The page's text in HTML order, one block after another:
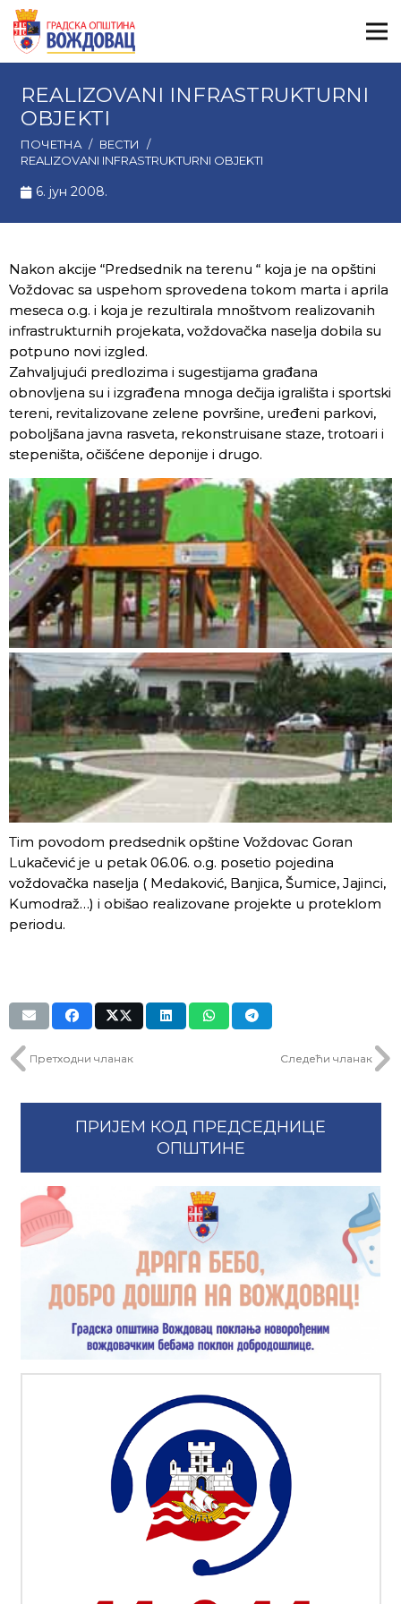
REALIZOVANI INFRASTRUKTURNI
OBJEKTI
ПОЧЕТНА / ВЕСТИ
/
REALIZOVANI INFRASTRUKTURNI OBJEKTI
6. јун 2008.
Nakon akcije “Predsednik na terenu “ koja je na opštini
Voždovac sa uspehom sprovedena tokom marta i aprila
meseca o.g. i koja je rezultirala mnoštvom realizovanih
infrastrukturnih projekata, voždovačka naselja dobila su
potpuno novi izgled.
Zahvaljujući predlozima i sugestijama građana
obnovljena su i izgrađena mnoga dečija igrališta i sportski
tereni, revitalizovane zelene površine, uređeni parkovi,
poboljšana javna rasveta, rekonstruisane staze, trotoari i
stepeništa, očišćene deponije i drugo.
Tim povodom predsednik opštine Voždovac Goran
Lukačević je u petak 06.06. o.g. posetio pojedina
voždovačka naselja ( Medaković, Banjica, Šumice, Jajinci,
Kumodraž…) i obišao realizovane projekte u proteklom
periodu.
Претходни чланак Следећи чланак
ПРИЈЕМ КОД ПРЕДСЕДНИЦЕ
ОПШТИНЕ